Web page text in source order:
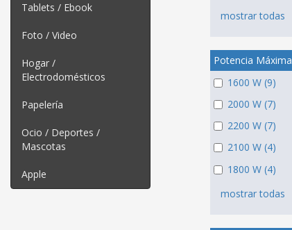
Tablets / Ebook
Foto / Video
Hogar /
Electrodomésticos
Papelería
Ocio / Deportes /
Mascotas
Apple
mostrar todas
Potencia Máxima
1600 W (9)
2000 W (7)
2200 W (7)
2100 W (4)
1800 W (4)
mostrar todas